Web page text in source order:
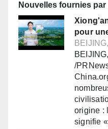
Nouvelles fournies par
pour
/
origine :
signifie